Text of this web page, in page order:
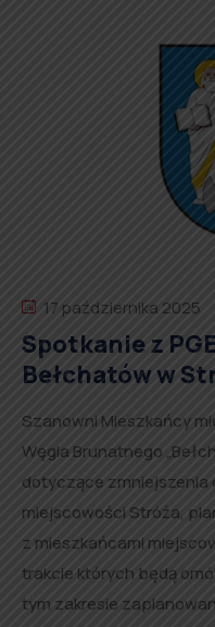
17 października 2025
Spotkanie z
Bełchatów w
Szanowni Mieszkańcy
Węgla Brunatnego
dotyczące zmniejszenia
miejscowości Stróża,
z mieszkańcami
trakcie których będą
tym zakresie